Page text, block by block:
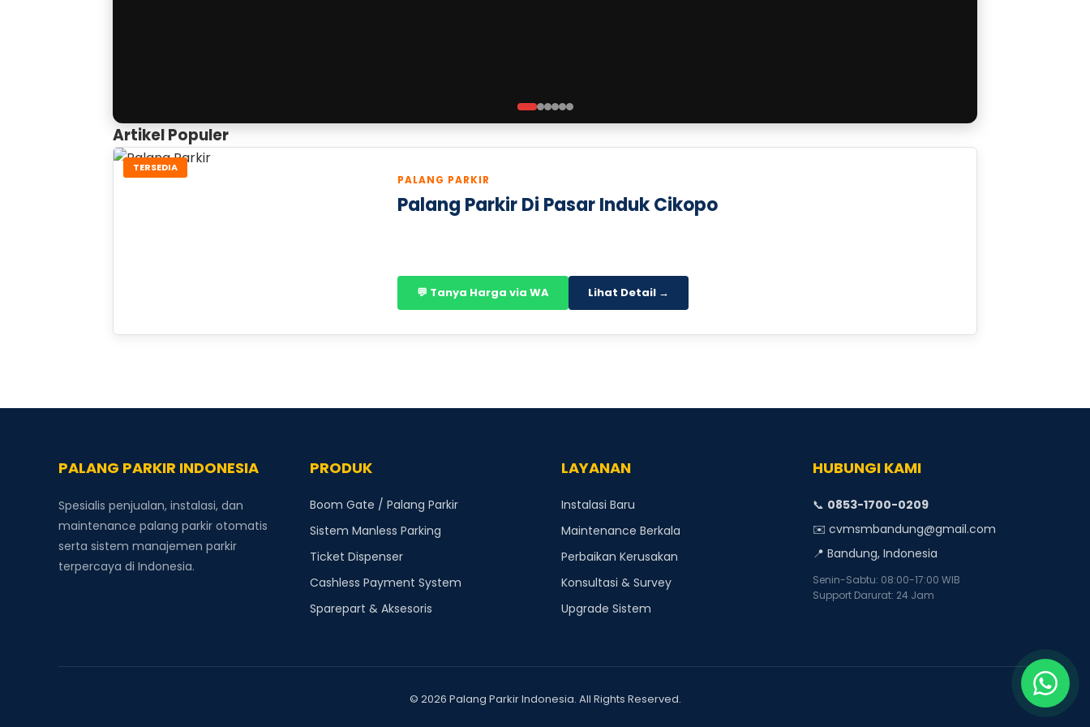
Artikel Populer
TERSEDIA
PALANG PARKIR
Palang Parkir Di Pasar Induk Cikopo
💬 Tanya Harga via WA Lihat Detail →
PALANG PARKIR INDONESIA
Spesialis penjualan, instalasi, dan
maintenance palang parkir otomatis
serta sistem manajemen parkir
terpercaya di Indonesia.
PRODUK
Boom Gate / Palang Parkir
Sistem Manless Parking
Ticket Dispenser
Cashless Payment System
Sparepart & Aksesoris
LAYANAN
Instalasi Baru
Maintenance Berkala
Perbaikan Kerusakan
Konsultasi & Survey
Upgrade Sistem
HUBUNGI KAMI
📞 0853-1700-0209
✉️ cvmsmbandung@gmail.com
📍 Bandung, Indonesia
Senin-Sabtu: 08:00-17:00 WIB
Support Darurat: 24 Jam
© 2026 Palang Parkir Indonesia. All Rights Reserved.